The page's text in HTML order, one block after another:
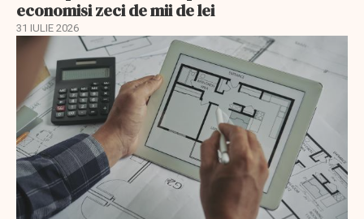
economisi zeci de mii de lei
31 IULIE 2026